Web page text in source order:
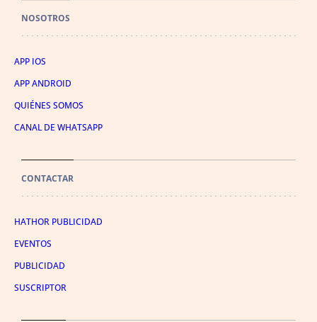
NOSOTROS
APP IOS
APP ANDROID
QUIÉNES SOMOS
CANAL DE WHATSAPP
CONTACTAR
HATHOR PUBLICIDAD
EVENTOS
PUBLICIDAD
SUSCRIPTOR